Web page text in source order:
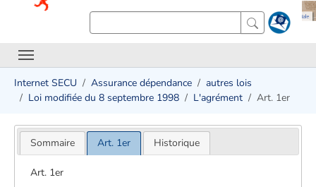
Internet SECU Assurance dépendance
autres lois
Loi modifiée du 8 septembre 1998
L'agrément Art. 1er
Sommaire Art. 1er Historique
Art. 1er